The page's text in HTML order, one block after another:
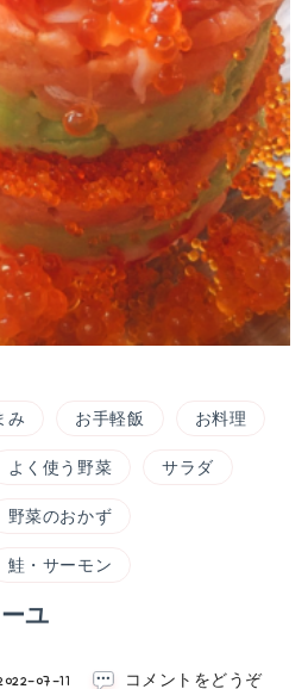
み お手軽飯 お料理
よく使う野菜 サラダ
野菜のおかず
鮭・サーモン
ユ
07-11 コメントをどうぞ(海